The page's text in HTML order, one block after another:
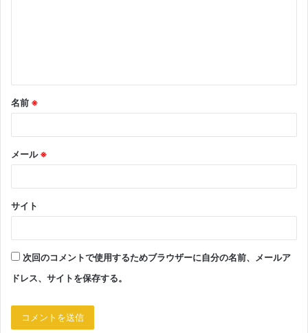
名前 ※
メール※
サイト
次回のコメントで使用するためブラウザーに自分の名前、メールア
ドレス、サイトを保存する。